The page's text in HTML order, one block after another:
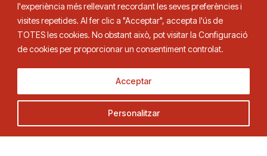
l'experiència més rellevant recordant les seves preferències i
visites repetides. Al fer clic a "Acceptar", accepta l'ús de
TOTES les cookies. No obstant això, pot visitar la Configuració
de cookies per proporcionar un consentiment controlat.
Personalitzar
Acceptar